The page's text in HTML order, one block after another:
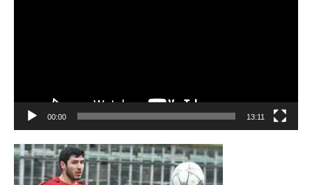
00:00 13:11